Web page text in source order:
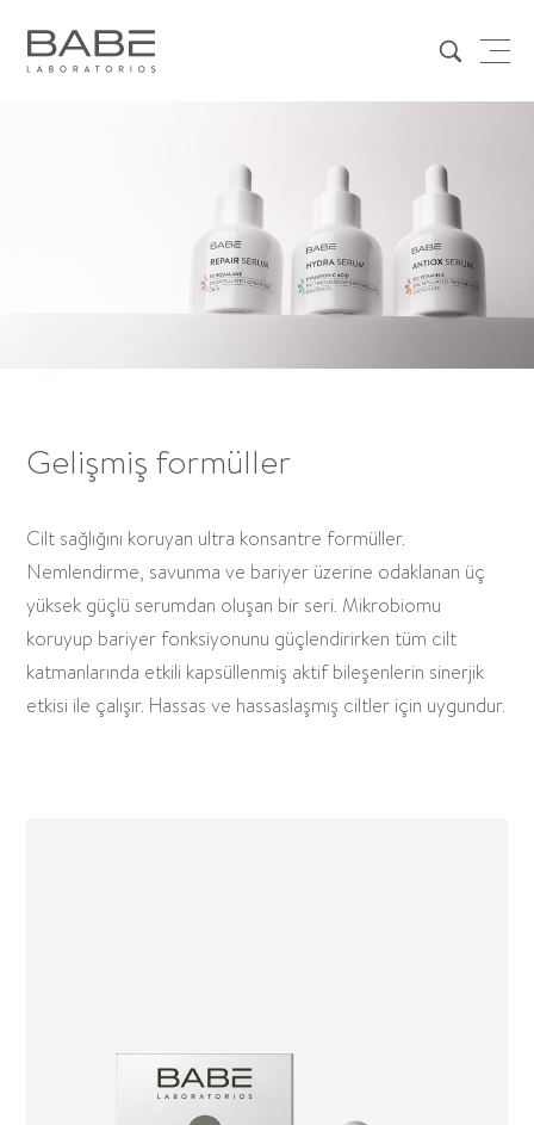
Gelişmiş formüller
Cilt sağlığını koruyan ultra konsantre formüller.
Nemlendirme, savunma ve bariyer üzerine odaklanan üç
yüksek güçlü serumdan oluşan bir seri. Mikrobiomu
koruyup bariyer fonksiyonunu güçlendirirken tüm cilt
katmanlarında etkili kapsüllenmiş aktif bileşenlerin sinerjik
etkisi ile çalışır. Hassas ve hassaslaşmış ciltler için uygundur.